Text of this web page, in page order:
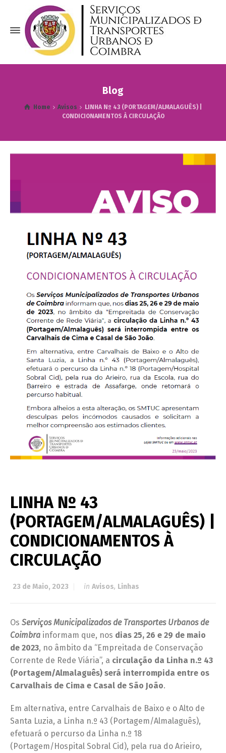
Blog
Home Avisos
LINHA Nº 43 (PORTAGEM/ALMALAGUÊS) |
CONDICIONAMENTOS À CIRCULAÇÃO
LINHA Nº 43
(PORTAGEM/ALMALAGUÊS) |
CONDICIONAMENTOS À
CIRCULAÇÃO
23 de Maio, 2023 in Avisos, Linhas
Os Serviços Municipalizados de Transportes Urbanos de
Coimbra informam que, nos dias 25, 26 e 29 de maio
de 2023, no âmbito da “Empreitada de Conservação
Corrente de Rede Viária”, a circulação da Linha n.º 43
(Portagem/Almalaguês) será interrompida entre os
Carvalhais de Cima e Casal de São João.
Em alternativa, entre Carvalhais de Baixo e o Alto de
Santa Luzia, a Linha n.º 43 (Portagem/Almalaguês),
efetuará o percurso da Linha n.º 18
(Portagem/Hospital Sobral Cid), pela rua do Arieiro,